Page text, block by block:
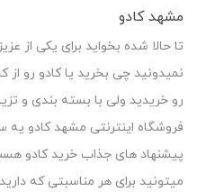
مشهد کادو
تا حالا شده بخواید برای یکی از
نمیدونید چی بخرید یا کادو رو از
رو خریدید ولی با بسته بندی و
فروشگاه اینترنتی مشهد کادو یه
پیشنهاد های جذاب خرید کادو
میتونید برای هر مناسبتی که